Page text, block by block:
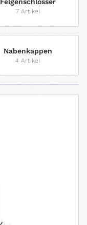
Felgenschlösser
7 Artikel
Nabenkappen
4 Artikel